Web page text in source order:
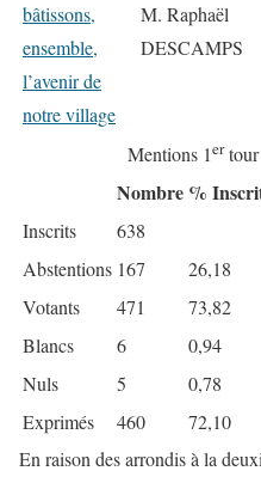
bâtissons,
ensemble,
l’avenir de
notre village
M. Raphaël
DESCAMPS
Mentions 1ertour
Nombre %
Inscrits
638
Abstentions 167
26,18
Votants
471
73,82
Blancs
6 0,94
Nuls
5 0,78
Exprimés
460 72,10
En raison des arrondis à la